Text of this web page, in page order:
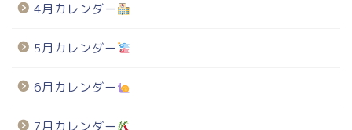
4月カレンダー
5月カレンダー
6月カレンダー
7月カレンダー